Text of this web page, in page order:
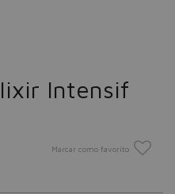
Intensif
Marcar como favorito